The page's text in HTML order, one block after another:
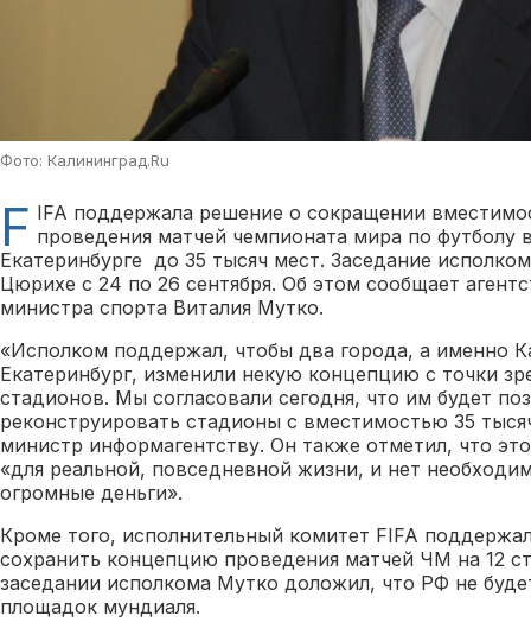
Фото: Калининград.Ru
F IFA поддержала решение о сокращении
проведения матчей чемпионата мира по футболу
Екатеринбурге до 35 тысяч мест. Заседание
Цюрихе с 24 по 26 сентября. Об этом сообщает
министра спорта Виталия Мутко.
«Исполком поддержал, чтобы два города, а именно
Екатеринбург, изменили некую концепцию с точки
стадионов. Мы согласовали сегодня, что им будет
реконструировать стадионы с вместимостью 35
министр информагентству. Он также отметил, что
«для реальной, повседневной жизни, и нет
огромные деньги».
Кроме того, исполнительный комитет FIFA
сохранить концепцию проведения матчей ЧМ на 12
заседании исполкома Мутко доложил, что РФ не
площадок мундиаля.